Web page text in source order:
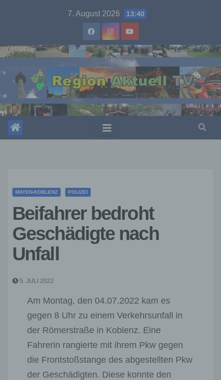
7. August 2026 13:40
MAYEN-KOBLENZ POLIZEI
Beifahrer bedroht
Geschädigte nach
Unfall
5. JULI 2022
Am Montag, den 04.07.2022 kam es
gegen 8 Uhr zu einem Verkehrsunfall in
der Römerstraße in Koblenz. Eine
Fahrerin rangierte mit ihrem Pkw gegen
die Frontstoßstange des abgestellten Pkw
der Geschädigten. Diese konnte den